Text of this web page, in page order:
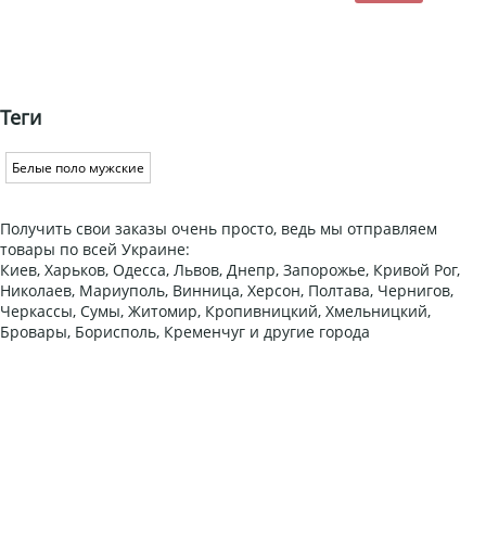
Теги
Белые поло мужские
Получить свои заказы очень просто, ведь мы отправляем
товары по всей Украине:
Киев, Харьков, Одесса, Львов, Днепр, Запорожье, Кривой Рог,
Николаев, Мариуполь, Винница, Херсон, Полтава, Чернигов,
Черкассы, Сумы, Житомир, Кропивницкий, Хмельницкий,
Бровары, Борисполь, Кременчуг и другие города